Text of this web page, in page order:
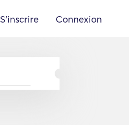
S'inscrire Connexion